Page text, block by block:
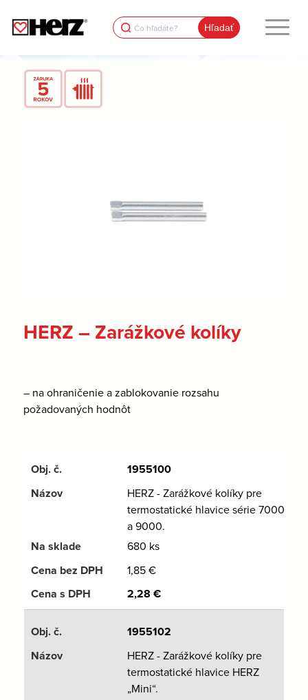
Search
for:
HERZ – Zarážkové kolíky
– na ohraničenie a zablokovanie rozsahu
požadovaných hodnôt
1955100
HERZ - Zarážkové kolíky pre
termostatické hlavice série 7000
a 9000.
680 ks
1,85€
2,28 €
1955102
HERZ - Zarážkové kolíky pre
termostatické hlavice HERZ
„Mini“.